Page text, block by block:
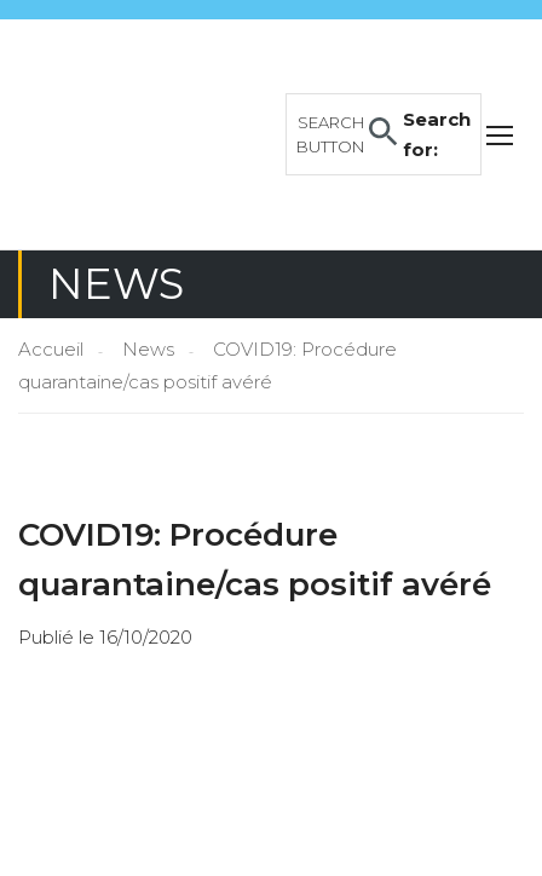
Search
for:
SEARCH
BUTTON
NEWS
Accueil News
COVID19: Procédure
quarantaine/cas positif avéré
COVID19: Procédure
quarantaine/cas positif avéré
Publié le 16/10/2020